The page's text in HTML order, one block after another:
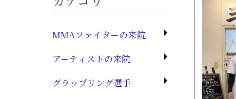
MMAファイターの来院
アーティストの来院
グラップリング選手